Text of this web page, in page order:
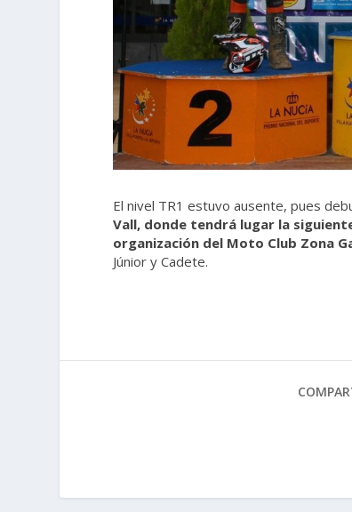
El nivel TR1 estuvo ausente, pues
Vall, donde tendrá lugar la
organización del Moto Club Zona
Júnior y Cadete.